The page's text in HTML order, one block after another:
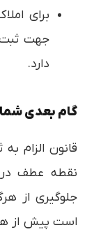
برای
جهت ثبت
دارد.
گام بعدی
قانون الزام
نقطه عطف در
جلوگیری از
است پیش از